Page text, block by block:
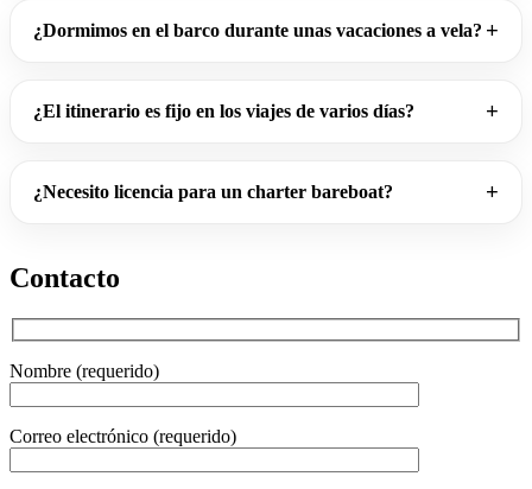
¿Dormimos en el barco durante unas vacaciones a vela?
¿El itinerario es fijo en los viajes de varios días?
¿Necesito licencia para un charter bareboat?
Contacto
Nombre (requerido)
Correo electrónico (requerido)